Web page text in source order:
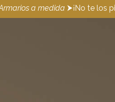
a medida ⮞¡No te los